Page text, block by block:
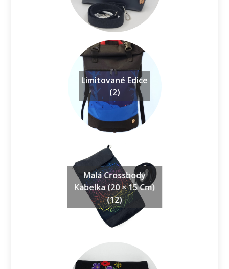
Limitované Edice
(2)
Malá Crossbody
Kabelka (20 × 15 Cm)
(12)